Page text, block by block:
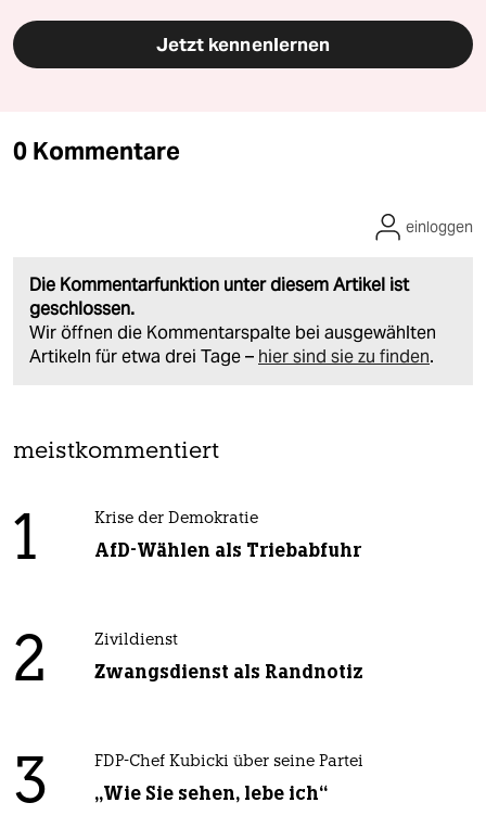
Jetzt kennenlernen
0 Kommentare
Die Kommentarfunktion unter diesem Artikel ist
geschlossen.
Wir öffnen die Kommentarspalte bei ausgewählten
Artikeln für etwa drei Tage – hier sind sie zu finden.
einloggen
meistkommentiert
1 Krise der Demokratie
AfD-Wählen als Triebabfuhr
2 Zivildienst
Zwangsdienst als Randnotiz
3 FDP-Chef Kubicki über seine Partei
„Wie Sie sehen, lebe ich“